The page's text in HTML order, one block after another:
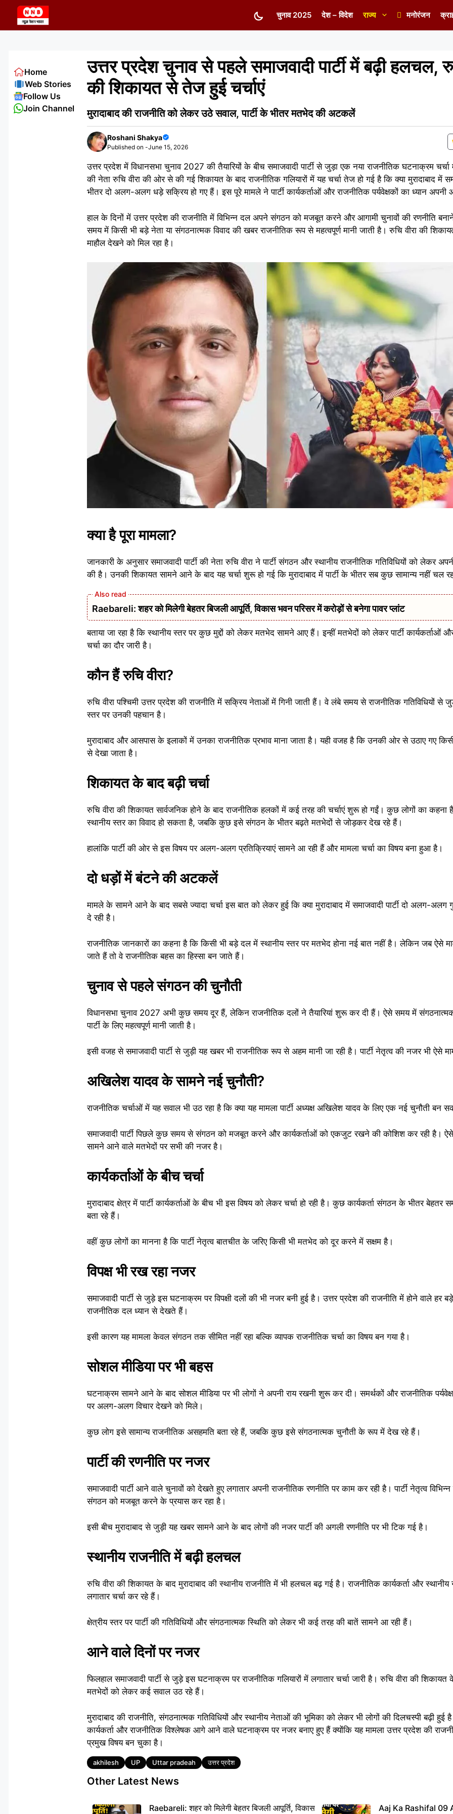
content
चुनाव 2025 देश – विदेश राज्य मनोरंजन
उत्तर प्रदेश चुनाव से पहले समाजवादी पार्टी में बढ़ी हलचल,
की शिकायत से तेज हुई चर्चाएं
मुरादाबाद की राजनीति को लेकर उठे सवाल, पार्टी के भीतर मतभेद की अटकलें
Roshani Shakya
Published on -June 15, 2026
उत्तर प्रदेश में विधानसभा चुनाव 2027 की तैयारियों के बीच समाजवादी पार्टी से जुड़ा एक नया राजनीतिक घटनाक्रम चर्चा
की नेता रुचि वीरा की ओर से की गई शिकायत के बाद राजनीतिक गलियारों में यह चर्चा तेज हो गई है कि क्या मुरादाबाद में
भीतर दो अलग-अलग धड़े सक्रिय हो गए हैं। इस पूरे मामले ने पार्टी कार्यकर्ताओं और राजनीतिक पर्यवेक्षकों का ध्यान अपनी
हाल के दिनों में उत्तर प्रदेश की राजनीति में विभिन्न दल अपने संगठन को मजबूत करने और आगामी चुनावों की रणनीति
समय में किसी भी बड़े नेता या संगठनात्मक विवाद की खबर राजनीतिक रूप से महत्वपूर्ण मानी जाती है। रुचि वीरा की
माहौल देखने को मिल रहा है।
क्या है पूरा मामला?
जानकारी के अनुसार समाजवादी पार्टी की नेता रुचि वीरा ने पार्टी संगठन और स्थानीय राजनीतिक गतिविधियों को लेकर
की है। उनकी शिकायत सामने आने के बाद यह चर्चा शुरू हो गई कि मुरादाबाद में पार्टी के भीतर सब कुछ सामान्य नहीं चल
Raebareli: शहर को मिलेगी बेहतर बिजली आपूर्ति, विकास भवन परिसर में करोड़ों से बनेगा पावर प्लांट
बताया जा रहा है कि स्थानीय स्तर पर कुछ मुद्दों को लेकर मतभेद सामने आए हैं। इन्हीं मतभेदों को लेकर पार्टी कार्यकर्ताओं
चर्चा का दौर जारी है।
कौन हैं रुचि वीरा?
रुचि वीरा पश्चिमी उत्तर प्रदेश की राजनीति में सक्रिय नेताओं में गिनी जाती हैं। वे लंबे समय से राजनीतिक गतिविधियों से
स्तर पर उनकी पहचान है।
मुरादाबाद और आसपास के इलाकों में उनका राजनीतिक प्रभाव माना जाता है। यही वजह है कि उनकी ओर से उठाए गए किसी
से देखा जाता है।
शिकायत के बाद बढ़ी चर्चा
रुचि वीरा की शिकायत सार्वजनिक होने के बाद राजनीतिक हलकों में कई तरह की चर्चाएं शुरू हो गईं। कुछ लोगों का
स्थानीय स्तर का विवाद हो सकता है, जबकि कुछ इसे संगठन के भीतर बढ़ते मतभेदों से जोड़कर देख रहे हैं।
हालांकि पार्टी की ओर से इस विषय पर अलग-अलग प्रतिक्रियाएं सामने आ रही हैं और मामला चर्चा का विषय बना हुआ है।
दो धड़ों में बंटने की अटकलें
मामले के सामने आने के बाद सबसे ज्यादा चर्चा इस बात को लेकर हुई कि क्या मुरादाबाद में समाजवादी पार्टी दो अलग-अलग
दे रही है।
राजनीतिक जानकारों का कहना है कि किसी भी बड़े दल में स्थानीय स्तर पर मतभेद होना नई बात नहीं है। लेकिन जब ऐसे
जाते हैं तो वे राजनीतिक बहस का हिस्सा बन जाते हैं।
चुनाव से पहले संगठन की चुनौती
विधानसभा चुनाव 2027 अभी कुछ समय दूर हैं, लेकिन राजनीतिक दलों ने तैयारियां शुरू कर दी हैं। ऐसे समय में
पार्टी के लिए महत्वपूर्ण मानी जाती है।
इसी वजह से समाजवादी पार्टी से जुड़ी यह खबर भी राजनीतिक रूप से अहम मानी जा रही है। पार्टी नेतृत्व की नजर भी ऐसे
अखिलेश यादव के सामने नई चुनौती?
राजनीतिक चर्चाओं में यह सवाल भी उठ रहा है कि क्या यह मामला पार्टी अध्यक्ष अखिलेश यादव के लिए एक नई चुनौती बन
समाजवादी पार्टी पिछले कुछ समय से संगठन को मजबूत करने और कार्यकर्ताओं को एकजुट रखने की कोशिश कर रही है। ऐसे
सामने आने वाले मतभेदों पर सभी की नजर है।
कार्यकर्ताओं के बीच चर्चा
मुरादाबाद क्षेत्र में पार्टी कार्यकर्ताओं के बीच भी इस विषय को लेकर चर्चा हो रही है। कुछ कार्यकर्ता संगठन के भीतर बेहतर
बता रहे हैं।
वहीं कुछ लोगों का मानना है कि पार्टी नेतृत्व बातचीत के जरिए किसी भी मतभेद को दूर करने में सक्षम है।
विपक्ष भी रख रहा नजर
समाजवादी पार्टी से जुड़े इस घटनाक्रम पर विपक्षी दलों की भी नजर बनी हुई है। उत्तर प्रदेश की राजनीति में होने वाले हर
राजनीतिक दल ध्यान से देखते हैं।
इसी कारण यह मामला केवल संगठन तक सीमित नहीं रहा बल्कि व्यापक राजनीतिक चर्चा का विषय बन गया है।
सोशल मीडिया पर भी बहस
घटनाक्रम सामने आने के बाद सोशल मीडिया पर भी लोगों ने अपनी राय रखनी शुरू कर दी। समर्थकों और राजनीतिक
पर अलग-अलग विचार देखने को मिले।
कुछ लोग इसे सामान्य राजनीतिक असहमति बता रहे हैं, जबकि कुछ इसे संगठनात्मक चुनौती के रूप में देख रहे हैं।
पार्टी की रणनीति पर नजर
समाजवादी पार्टी आने वाले चुनावों को देखते हुए लगातार अपनी राजनीतिक रणनीति पर काम कर रही है। पार्टी नेतृत्व
संगठन को मजबूत करने के प्रयास कर रहा है।
इसी बीच मुरादाबाद से जुड़ी यह खबर सामने आने के बाद लोगों की नजर पार्टी की अगली रणनीति पर भी टिक गई है।
स्थानीय राजनीति में बढ़ी हलचल
रुचि वीरा की शिकायत के बाद मुरादाबाद की स्थानीय राजनीति में भी हलचल बढ़ गई है। राजनीतिक कार्यकर्ता और स्थानीय
लगातार चर्चा कर रहे हैं।
क्षेत्रीय स्तर पर पार्टी की गतिविधियों और संगठनात्मक स्थिति को लेकर भी कई तरह की बातें सामने आ रही हैं।
आने वाले दिनों पर नजर
फिलहाल समाजवादी पार्टी से जुड़े इस घटनाक्रम पर राजनीतिक गलियारों में लगातार चर्चा जारी है। रुचि वीरा की शिकायत
मतभेदों को लेकर कई सवाल उठ रहे हैं।
मुरादाबाद की राजनीति, संगठनात्मक गतिविधियों और स्थानीय नेताओं की भूमिका को लेकर भी लोगों की दिलचस्पी बढ़ी हुई है।
कार्यकर्ता और राजनीतिक विश्लेषक आगे आने वाले घटनाक्रम पर नजर बनाए हुए हैं क्योंकि यह मामला उत्तर प्रदेश की
प्रमुख विषय बन चुका है।
Tags
akhilesh UP Uttar pradeah उत्तर प्रदेश
Other Latest News
Raebareli: शहर को मिलेगी बेहतर बिजली आपूर्ति, विकास Aaj Ka Rashifal 09
Home
Web Stories
Follow Us
Join Channel